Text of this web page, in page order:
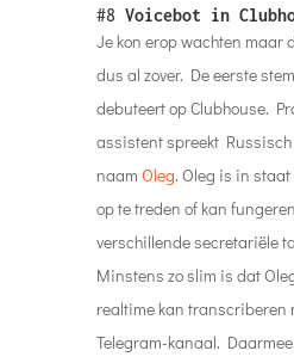
#8 Voicebot in
Je kon erop wachten maar
dus al zover. De eerste
debuteert op Clubhouse.
assistent spreekt
naam Oleg. Oleg is in
op te treden of kan
verschillende secretariële
Minstens zo slim is dat
realtime kan transcriberen
Telegram-kanaal.